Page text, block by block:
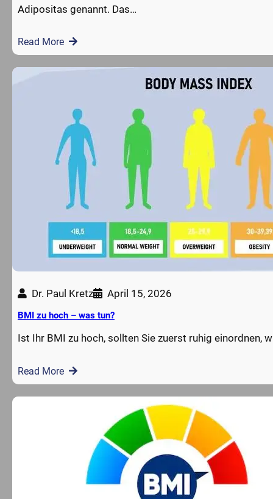
Adipositas genannt. Das…
Read More
Dr. Paul Kretz April 15, 2026
BMI zu hoch – was tun?
Ist Ihr BMI zu hoch, sollten Sie zuerst ruhig einordnen,
Read More